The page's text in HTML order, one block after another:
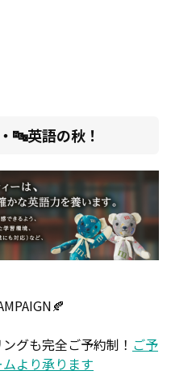
🔤英語の秋！
グも完全ご予約制！ ご予
より承ります